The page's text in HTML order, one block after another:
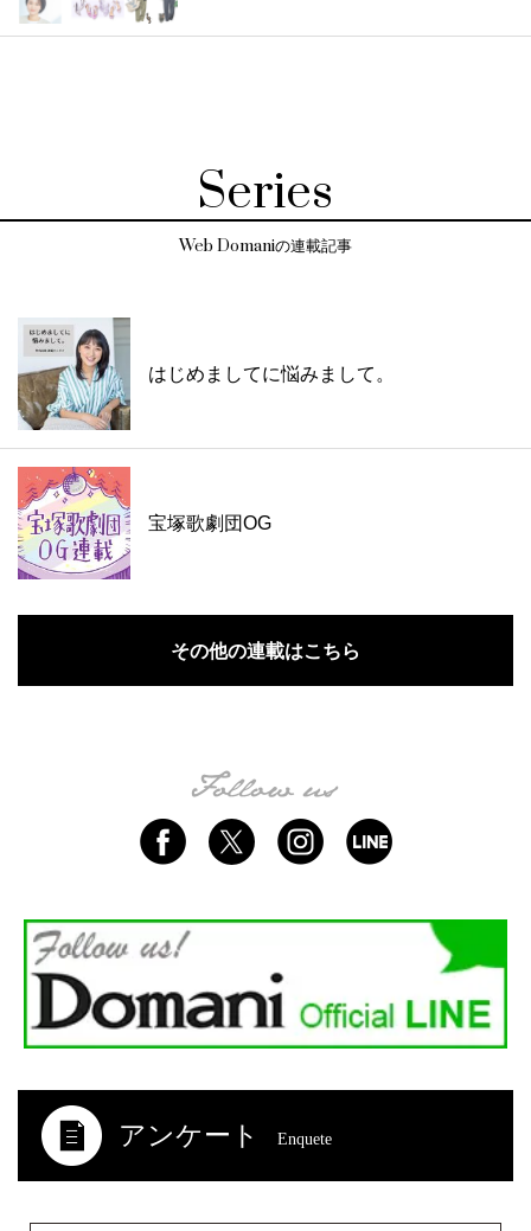
Series
Web Domaniの連載記事
はじめましてに悩みまして。
宝塚歌劇団OG
その他の連載はこちら
アンケート Enquete